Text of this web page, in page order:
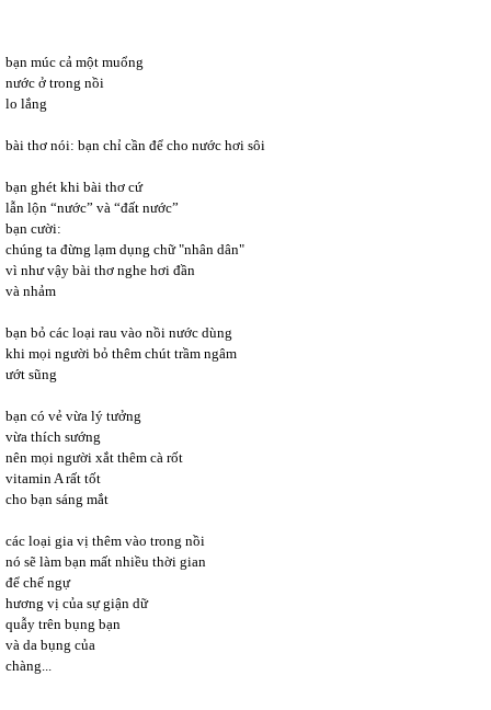
bạn múc cả một muổng
nước ở trong nồi
lo lắng
bài thơ nói: bạn chỉ cần để cho nước hơi sôi
bạn ghét khi bài thơ cứ
lẫn lộn “nước” và “đất nước”
bạn cười:
chúng ta đừng lạm dụng chữ "nhân dân"
vì như vậy bài thơ nghe hơi đần
và nhảm
bạn bỏ các loại rau vào nồi nước dùng
khi mọi người bỏ thêm chút trầm ngâm
ướt sũng
bạn có vẻ vừa lý tưởng
vừa thích sướng
nên mọi người xắt thêm cà rốt
vitamin A rất tốt
cho bạn sáng mắt
các loại gia vị thêm vào trong nồi
nó sẽ làm bạn mất nhiều thời gian
để chế ngự
hương vị của sự giận dữ
quẫy trên bụng bạn
và da bụng của
chàng...